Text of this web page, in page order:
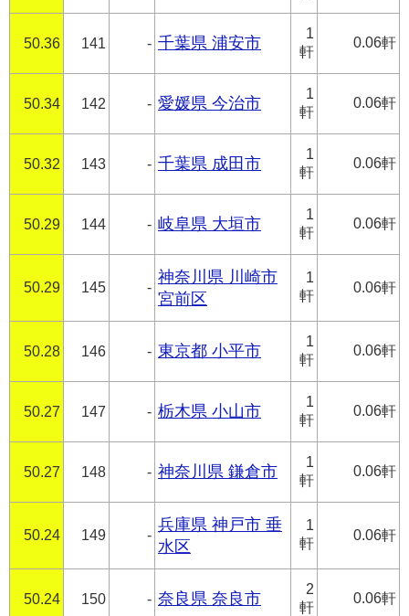
50.36 141 - 千葉県 浦安市
1
軒
0.06軒
50.34 142 - 愛媛県 今治市
1
軒
0.06軒
50.32 143 - 千葉県 成田市
1
軒
0.06軒
50.29 144 - 岐阜県 大垣市
1
軒
0.06軒
50.29 145 -
神奈川県 川崎市
宮前区
1
軒
0.06軒
50.28 146 - 東京都 小平市
1
軒
0.06軒
50.27 147 - 栃木県 小山市
1
軒
0.06軒
50.27 148 - 神奈川県 鎌倉市
1
軒
0.06軒
50.24 149 -
兵庫県 神戸市 垂
水区
1
軒
0.06軒
50.24 150 - 奈良県 奈良市
2
軒
0.06軒